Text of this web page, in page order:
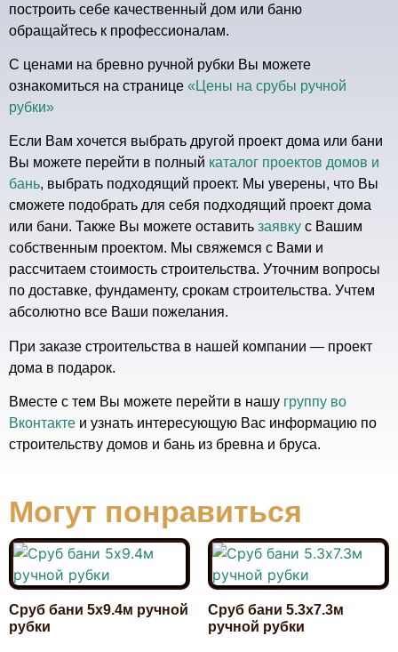
построить себе качественный дом или баню
обращайтесь к профессионалам.
С ценами на бревно ручной рубки Вы можете
ознакомиться на странице «Цены на срубы ручной
рубки»
Если Вам хочется выбрать другой проект дома или бани
Вы можете перейти в полный каталог проектов домов и
бань, выбрать подходящий проект. Мы уверены, что Вы
сможете подобрать для себя подходящий проект дома
или бани. Также Вы можете оставить заявку с Вашим
собственным проектом. Мы свяжемся с Вами и
рассчитаем стоимость строительства. Уточним вопросы
по доставке, фундаменту, срокам строительства. Учтем
абсолютно все Ваши пожелания.
При заказе строительства в нашей компании — проект
дома в подарок.
Вместе с тем Вы можете перейти в нашу группу во
Вконтакте и узнать интересующую Вас информацию по
строительству домов и бань из бревна и бруса.
Могут понравиться
Сруб бани 5х9.4м ручной
рубки
Сруб бани 5.3х7.3м
ручной рубки